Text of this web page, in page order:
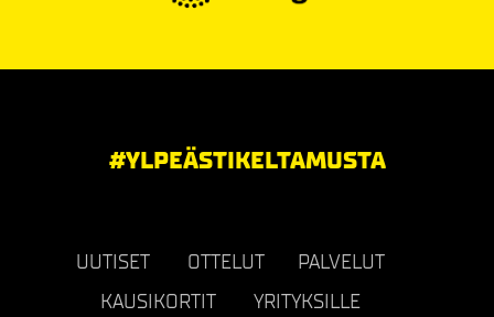
#YLPEÄSTIKELTAMUSTA
UUTISET OTTELUT
PALVELUT
KAUSIKORTIT
YRITYKSILLE